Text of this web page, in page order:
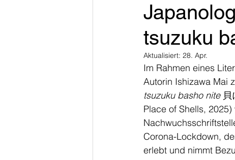
tsuzuku
Aktualisiert: 28. Apr.
Im Rahmen eines
Autorin Ishizawa Mai
tsuzuku basho nite
Place of Shells,
Corona-Lockdown,
erlebt und nimmt